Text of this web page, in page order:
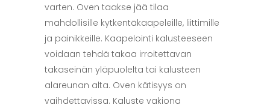
varten. Oven taakse jää tilaa
mahdollisille kytkentäkaapeleille, liittimille
ja painikkeille. Kaapelointi kalusteeseen
voidaan tehdä takaa irroitettavan
takaseinän yläpuolelta tai kalusteen
alareunan alta. Oven kätisyys on
vaihdettavissa. Kaluste vakiona